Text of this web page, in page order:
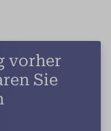
vorher
Sie